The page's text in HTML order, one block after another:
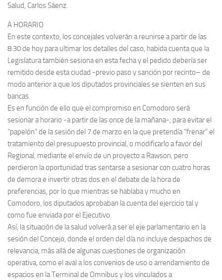
Salud, Carlos Sáenz.
A HORARIO
En este contexto, los concejales volverán a reunirse a partir de las
8:30 de hoy para ultimar los detalles del caso, habida cuenta que la
Legislatura también sesiona en esta fecha y el pedido debería ser
remitido desde esta ciudad -previo paso y sanción por recinto– de
modo anterior a que los diputados provinciales se sienten en sus
bancas.
Es en función de ello que el compromiso en Comodoro será
sesionar a horario -a partir de las once de la mañana-, para evitar el
“papelón” de la sesión del 7 de marzo en la que pretendía “frenar” el
tratamiento del presupuesto provincial, o modificarlo a favor del
Regional, mediante el envío de un proyecto a Rawson, pero
perdieron la oportunidad tras sentarse a sesionar con cuatro horas
de demora e invertir otras dos en el debate de la hora de
preferencias, por lo que mientras se hablaba y mucho en
Comodoro, los diputados aprobaban la cuenta del ejercicio tal y
como fue enviada por el Ejecutivo.
Así, la situación de la salud volverá a ser el eje parlamentario en la
sesión del Concejo, donde el orden del día no incluye despachos de
relevancia, más allá de algunas cuestiones de organización
operativa, como el aval a los convenios de uso o arrendamiento de
espacios en la Terminal de Omnibus y los vinculados a